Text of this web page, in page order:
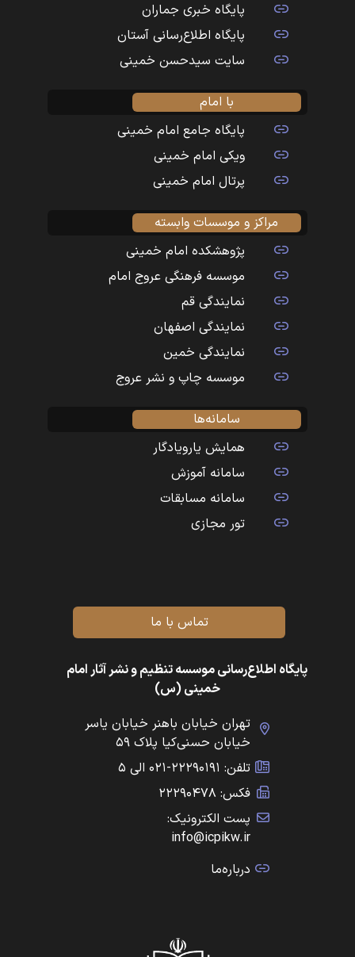
پایگاه خبری جماران
پایگاه اطلاع‌رسانی آستان
سایت سیدحسن خمینی
با امام
پایگاه جامع امام خمینی
ویکی امام خمینی
پرتال امام خمینی
مراکز و موسسات وابسته
پژوهشکده امام خمینی
موسسه فرهنگی عروج امام
نمایندگی قم
نمایندگی اصفهان
نمایندگی خمین
موسسه چاپ و نشر عروج
سامانه‌ها
همایش یارویادگار
سامانه آموزش
سامانه مسابقات
تور مجازی
تماس با ما
پایگاه اطلاع‌رسانی موسسه تنظیم و نشر آثار امام
خمینی (س)
تهران خیابان باهنر خیابان یاسر
خیابان حسنی‌کیا پلاک ۵۹
تلفن: ۲۲۲۹۰۱۹۱-۰۲۱ الی ۵
فکس: ۲۲۲۹۰۴۷۸
پست الکترونیک:
info@icpikw.ir
درباره‌ما